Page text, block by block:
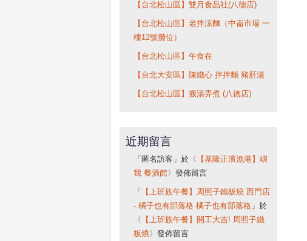
【台北松山區】雙月食品社(八德店)
【台北松山區】老拌涼麵（中崙市場 一
樓12號攤位）
【台北松山區】午食在
【台北大安區】陳鐵心 拌拌麵 豬肝湯
【台北松山區】搬湯弄煮 (八德店)
近期留言
「 匿名訪客 」於〈
【基隆正濱漁港】嶼
我 餐酒館〉發佈留言
「
【上班族午餐】周照子鐵板燒 西門店
- 橘子也有部落格 橘子也有部落格」於
〈
【上班族午餐】開工大吉! 周照子鐵
板燒〉發佈留言